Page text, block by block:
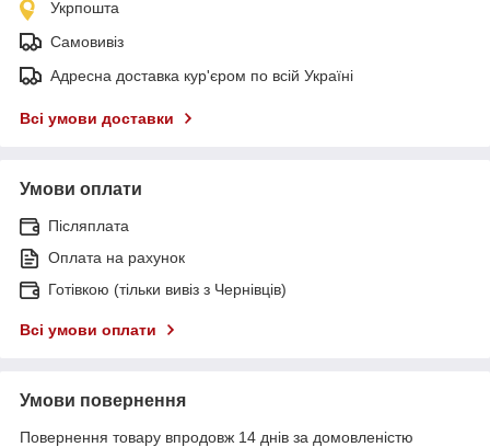
Укрпошта
Самовивіз
Адресна доставка кур'єром по всій Україні
Всі умови доставки
Умови оплати
Післяплата
Оплата на рахунок
Готівкою (тільки вивіз з Чернівців)
Всі умови оплати
Умови повернення
Повернення товару впродовж 14 днів за домовленістю